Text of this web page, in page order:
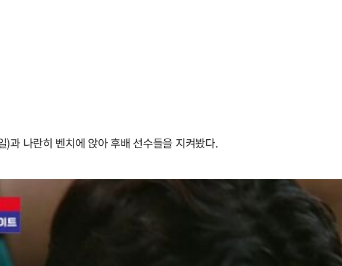
과 나란히 벤치에 앉아 후배 선수들을 지켜봤다.